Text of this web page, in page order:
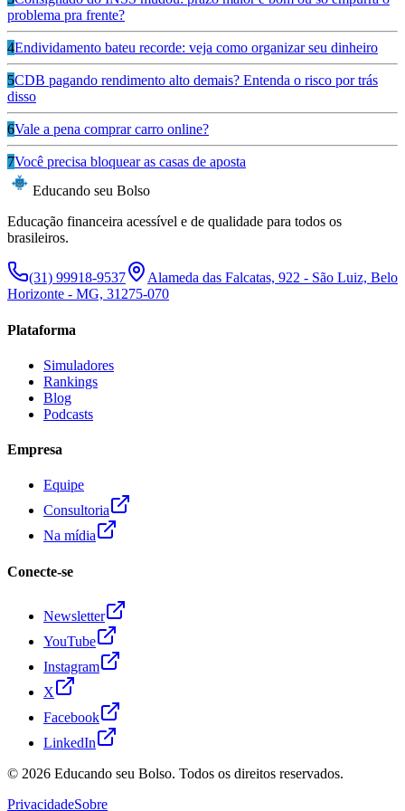
problema pra frente?
4Endividamento bateu recorde: veja como organizar seu dinheiro
5CDB pagando rendimento alto demais? Entenda o risco por trás
disso
6Vale a pena comprar carro online?
7Você precisa bloquear as casas de aposta
Educando seu Bolso
Educação financeira acessível e de qualidade para todos os
brasileiros.
(31) 99918-9537
Alameda das Falcatas, 922 - São Luiz, Belo
Horizonte - MG, 31275-070
Plataforma
Simuladores
Rankings
Blog
Podcasts
Empresa
Equipe
Consultoria
Na mídia
Conecte-se
Newsletter
YouTube
Instagram
X
Facebook
LinkedIn
© 2026 Educando seu Bolso. Todos os direitos reservados.
PrivacidadeSobre